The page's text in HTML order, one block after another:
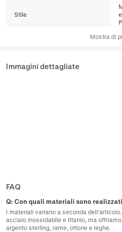
Stile
Mostra di
Immagini dettagliate
FAQ
Q: Con quali materiali sono
I materiali variano a seconda
acciaio inossidabile e titanio, ma
argento sterling, rame, ottone e leghe.